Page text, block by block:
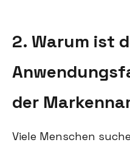
2. Warum ist
der
Viele Menschen